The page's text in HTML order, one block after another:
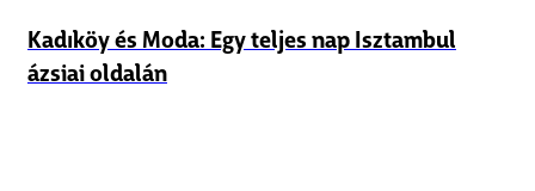
Kadıköy és Moda: Egy teljes nap Isztambul
ázsiai oldalán